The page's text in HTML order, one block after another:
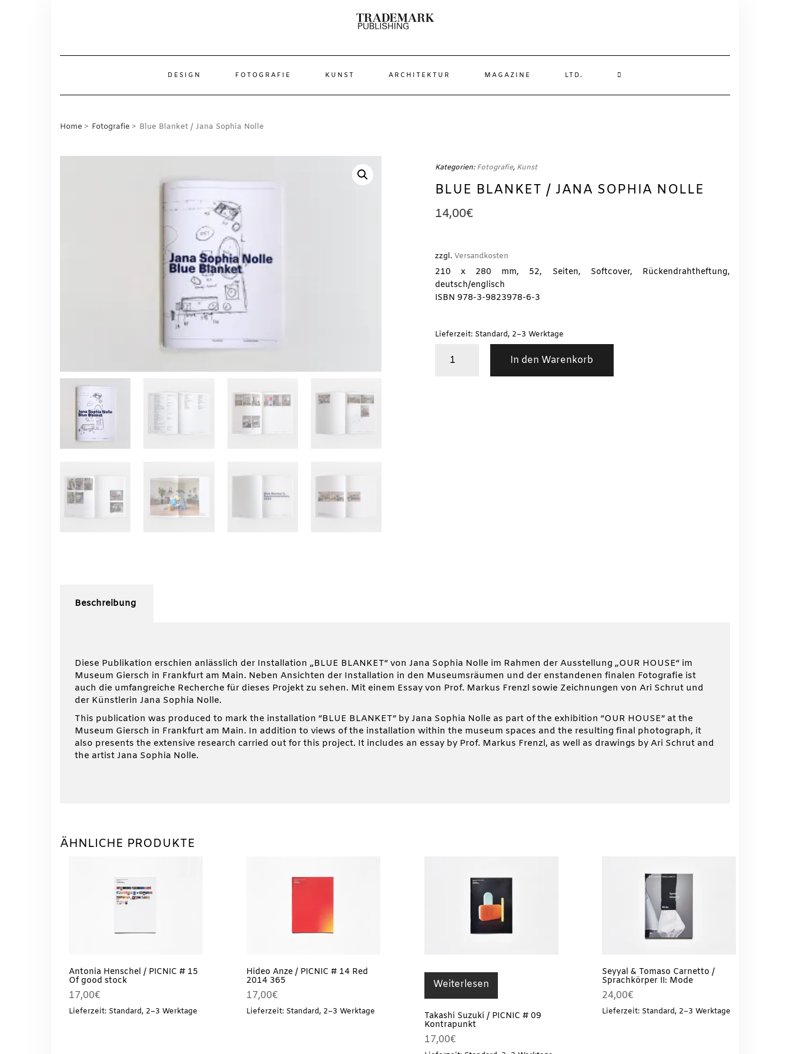
DESIGN FOTOGRAFIE KUNST ARCHITEKTUR MAGAZINE LTD.
Home Fotografie Blue Blanket / Jana Sophia Nolle
Kategorien:Fotografie, Kunst
BLUE BLANKET / JANA SOPHIA NOLLE
14,00€
zzgl. Versandkosten
210 x 280 mm, 52, Seiten, Softcover, Rückendrahtheftung,
deutsch/englisch
ISBN 978-3-9823978-6-3
Lieferzeit: Standard, 2–3 Werktage
Blanket
In den Warenkorb
Beschreibung
Diese Publikation erschien anlässlich der Installation „BLUE BLANKET“ von Jana Sophia Nolle im Rahmen der Ausstellung „OUR HOUSE“ im
Museum Giersch in Frankfurt am Main. Neben Ansichten der Installation in den Museumsräumen und der enstandenen finalen Fotografie ist
auch die umfangreiche Recherche für dieses Projekt zu sehen. Mit einem Essay von Prof. Markus Frenzl sowie Zeichnungen von Ari Schrut und
der Künstlerin Jana Sophia Nolle.
This publication was produced to mark the installation “BLUE BLANKET” by Jana Sophia Nolle as part of the exhibition “OUR HOUSE” at the
Museum Giersch in Frankfurt am Main. In addition to views of the installation within the museum spaces and the resulting final photograph, it
also presents the extensive research carried out for this project. It includes an essay by Prof. Markus Frenzl, as well as drawings by Ari Schrut and
the artist Jana Sophia Nolle.
ÄHNLICHE PRODUKTE
Antonia Henschel / PICNIC # 15
Of good stock
17,00€
Lieferzeit: Standard, 2–3 Werktage
Hideo Anze / PICNIC # 14 Red
2014 365
17,00€
Lieferzeit: Standard, 2–3 Werktage
Weiterlesen
Takashi Suzuki / PICNIC # 09
Kontrapunkt
17,00€
Seyyal & Tomaso Carnetto /
Sprachkörper II: Mode
24,00€
Lieferzeit: Standard, 2–3 Werktage